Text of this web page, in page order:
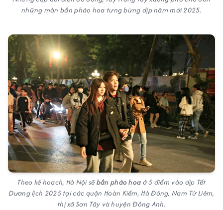
những màn bắn pháo hoa tưng bừng dịp năm mới 2025.
Theo kế hoạch, Hà Nội sẽ bắn pháo hoa ở 5 điểm vào dịp Tết
Dương lịch 2025 tại các quận Hoàn Kiếm, Hà Đông, Nam Từ Liêm,
thị xã Sơn Tây và huyện Đông Anh.